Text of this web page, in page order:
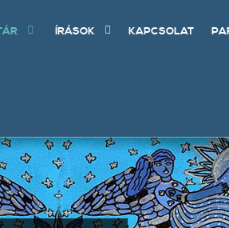
ÍRÁSOK KAPCSOLAT